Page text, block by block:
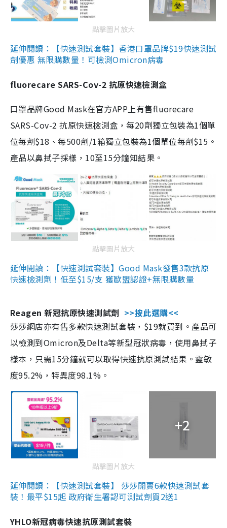
點擊圖片放大
延伸閱讀：【快速測試套裝】香港口罩品牌$19快速測試
劑優惠 無限購數量！可檢測Omicron病毒
fluorecare SARS-Cov-2 抗原快速檢測盒
口罩品牌Good Mask在官方APP上有售fluorecare
SARS-Cov-2 抗原快速檢測盒，每20劑獨立包裝為1個單
位每劑$18、每500劑/1箱獨立包裝為1個單位每劑$15。
產品以鼻拭子採樣，10至15分鐘知結果。
點擊圖片放大
延伸閱讀：【快速測試套裝】Good Mask發售3款抗原
快速檢測劑！低至$15/支 獲歐盟認證+無限購數量
Reagen 新冠抗原快速測試劑 >>按此選購<<
莎莎網店亦有售多款快速測試套裝，$19就買到。產品可
以檢測到Omicron及Delta等新型冠狀病毒，使用鼻拭子
樣本，只需15分鐘就可以取得快速抗原測試結果。靈敏
度95.2%，特異度98.1%。
+2
點擊圖片放大
延伸閱讀：【快速測試套裝】 莎莎開賣6款快速測試套
裝！最平$15起 政府衛生署認可測試劑買2送1
YHLO新冠病毒快速抗原測試套裝